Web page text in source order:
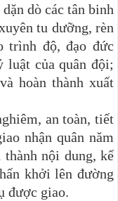
dò các tân binh
tu dưỡng, rèn
trình độ, đạo đức
luật của quân đội;
hoàn thành xuất
an toàn, tiết
nhận quân năm
thành nội dung, kế
khởi lên đường
được giao.